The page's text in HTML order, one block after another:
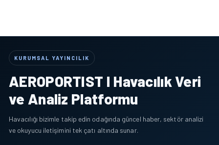
KURUMSAL YAYINCILIK
AEROPORTIST I Havacılık Veri
ve Analiz Platformu
Havacılığı bizimle takip edin odağında güncel haber, sektör analizi
ve okuyucu iletişimini tek çatı altında sunar.